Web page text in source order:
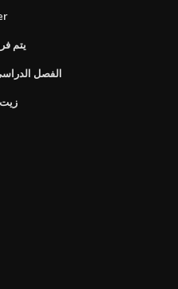
يتم
الفصل
زيت